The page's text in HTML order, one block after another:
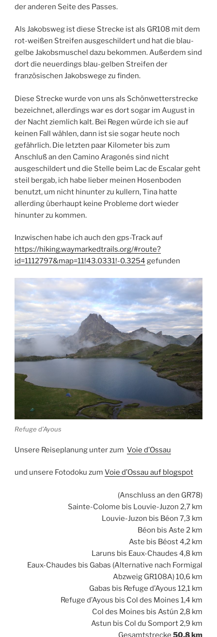
der anderen Seite des Passes.
Als Jakobsweg ist diese Strecke ist als GR108 mit dem
rot-weißen Streifen ausgeschildert und hat die blau-
gelbe Jakobsmuschel dazu bekommen. Außerdem sind
dort die neuerdings blau-gelben Streifen der
französischen Jakobswege zu finden.
Diese Strecke wurde von uns als Schönwetterstrecke
bezeichnet, allerdings war es dort sogar im August in
der Nacht ziemlich kalt. Bei Regen würde ich sie auf
keinen Fall wählen, dann ist sie sogar heute noch
gefährlich. Die letzten paar Kilometer bis zum
Anschluß an den Camino Aragonés sind nicht
ausgeschildert und die Stelle beim Lac de Escalar geht
steil bergab, ich habe lieber meinen Hosenboden
benutzt, um nicht hinunter zu kullern, Tina hatte
allerding überhaupt keine Probleme dort wieder
hinunter zu kommen.
Inzwischen habe ich auch den gps-Track auf
https://hiking.waymarkedtrails.org/#route?
id=1112797&map=11!43.0331!-0.3254 gefunden
Refuge d’Ayous
Unsere Reiseplanung unter zum Voie d’Ossau
und unsere Fotodoku zum Voie d’Ossau auf blogspot
(Anschluss an den GR78)
Sainte-Colome bis Louvie-Juzon 2,7 km
Louvie-Juzon bis Béon 7,3 km
Béon bis Aste 2 km
Aste bis Béost 4,2 km
Laruns bis Eaux-Chaudes 4,8 km
Eaux-Chaudes bis Gabas (Alternative nach Formigal
Abzweig GR108A) 10,6 km
Gabas bis Refuge d’Ayous 12,1 km
Refuge d’Ayous bis Col des Moines 1,4 km
Col des Moines bis Astún 2,8 km
Astun bis Col du Somport 2,9 km
Gesamtstrecke 50,8 km